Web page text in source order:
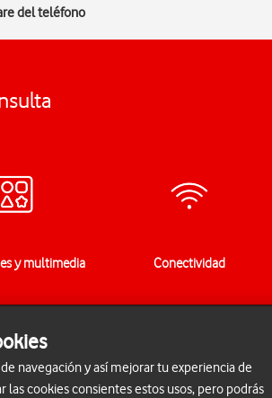
del teléfono
y multimedia Conectividad
navegación y así mejorar tu experiencia de
cookies consientes estos usos, pero podrás